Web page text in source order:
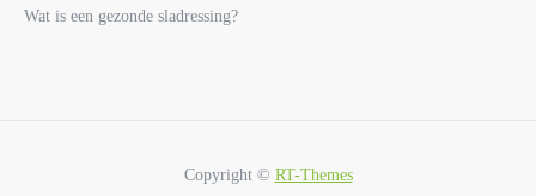
Wat is een gezonde sladressing?
Copyright © RT-Themes